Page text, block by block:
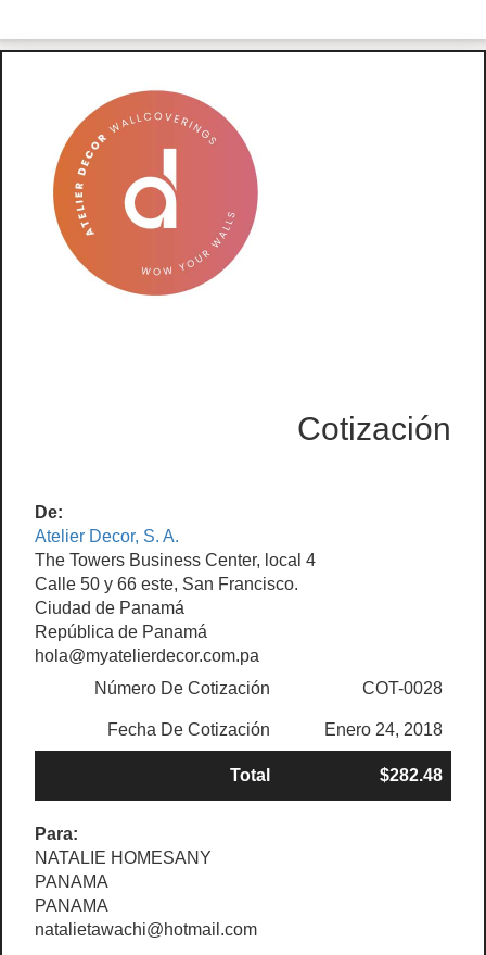
Cotización
De:
Atelier Decor, S. A.
The Towers Business Center, local 4
Calle 50 y 66 este, San Francisco.
Ciudad de Panamá
República de Panamá
hola@myatelierdecor.com.pa
Número De Cotización
COT-0028
Fecha De Cotización Enero 24, 2018
Total $282.48
Para:
NATALIE HOMESANY
PANAMA
PANAMA
natalietawachi@hotmail.com